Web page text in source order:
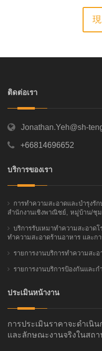
ติดต่อเรา
Jonathan.Yeh@sh-
+66814696652
บริการของเรา
การทำความสะอาดและบำรุงรั
สำนักงานเชิงพาณิชย์, หมู่บ้าน/ชุ
บริการรับเหมาทำความสะอาด
ทำความสะอาดร้านอาหาร และก
รายการงานบริการทำความสะ
รายการงานบริการป้องกันและ
ประเมินหน้างาน
การประเมินราคาจะดำเนิ
และลักษณะงานจริงในสถ